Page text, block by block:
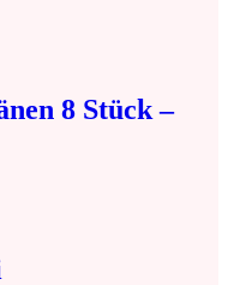
8 Stück –